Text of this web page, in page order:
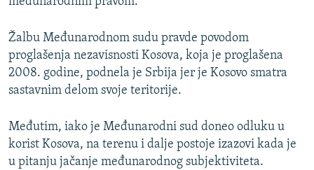
Žalbu Međunarodnom sudu pravde povodom
proglašenja nezavisnosti Kosova, koja je proglašena
2008. godine, podnela je Srbija jer je Kosovo smatra
sastavnim delom svoje teritorije.
Međutim, iako je Međunarodni sud doneo odluku u
korist Kosova, na terenu i dalje postoje izazovi kada je
u pitanju jačanje međunarodnog subjektiviteta.